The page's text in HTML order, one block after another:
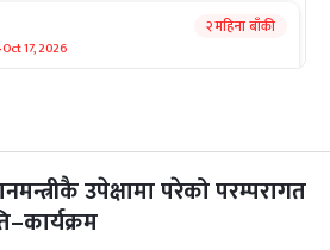
Oct 17, 2026
२ महिना बाँकी
20, 2026
२ महिना बाँकी
उपेक्षामा परेको परम्परागत